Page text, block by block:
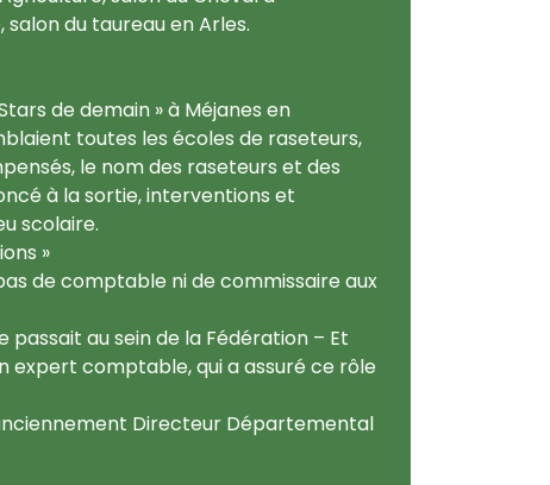
du taureau en Arles.
de demain » à Méjanes en
toutes les écoles de raseteurs,
le nom des raseteurs et des
à la sortie, interventions et
scolaire.
»
de comptable ni de commissaire aux
au sein de la Fédération – Et
expert comptable, qui a assuré ce rôle
Directeur Départemental